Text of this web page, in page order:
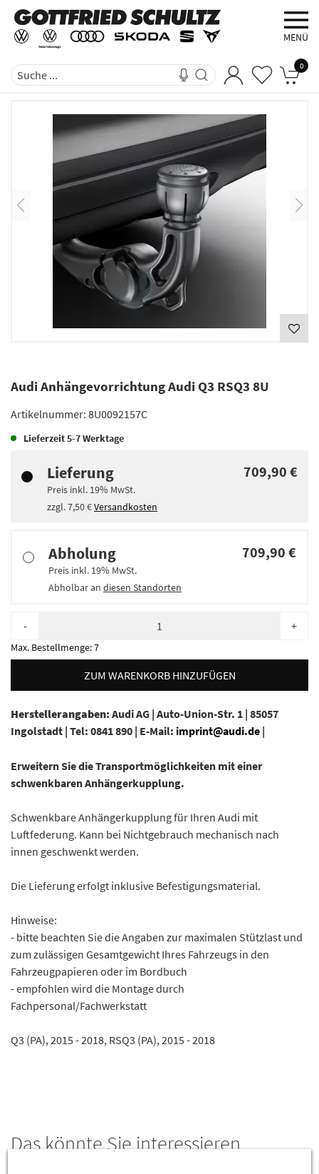
MENÜ
0
Audi Anhängevorrichtung Audi Q3 RSQ3 8U
Artikelnummer: 8U0092157C
Lieferzeit5-7 Werktage
Lieferung
Preis inkl. 19% MwSt.
zzgl.7,50 €Versandkosten
709,90 €
Abholung
Preis inkl. 19% MwSt.
Abholbar an diesen Standorten
709,90 €
- +
Max. Bestellmenge:7
ZUM WARENKORB HINZUFÜGEN
Herstellerangaben: Audi AG | Auto-Union-Str. 1 | 85057
Ingolstadt | Tel: 0841 890 | E-Mail: imprint@audi.de |
Erweitern Sie die Transportmöglichkeiten mit einer
schwenkbaren Anhängerkupplung.
Schwenkbare Anhängerkupplung für Ihren Audi mit
Luftfederung. Kann bei Nichtgebrauch mechanisch nach
innen geschwenkt werden.
Die Lieferung erfolgt inklusive Befestigungsmaterial.
Hinweise:
- bitte beachten Sie die Angaben zur maximalen Stützlast und
zum zulässigen Gesamtgewicht Ihres Fahrzeugs in den
Fahrzeugpapieren oder im Bordbuch
- empfohlen wird die Montage durch
Fachpersonal/Fachwerkstatt
Q3 (PA), 2015 - 2018, RSQ3 (PA), 2015 - 2018
Das könnte Sie interessieren